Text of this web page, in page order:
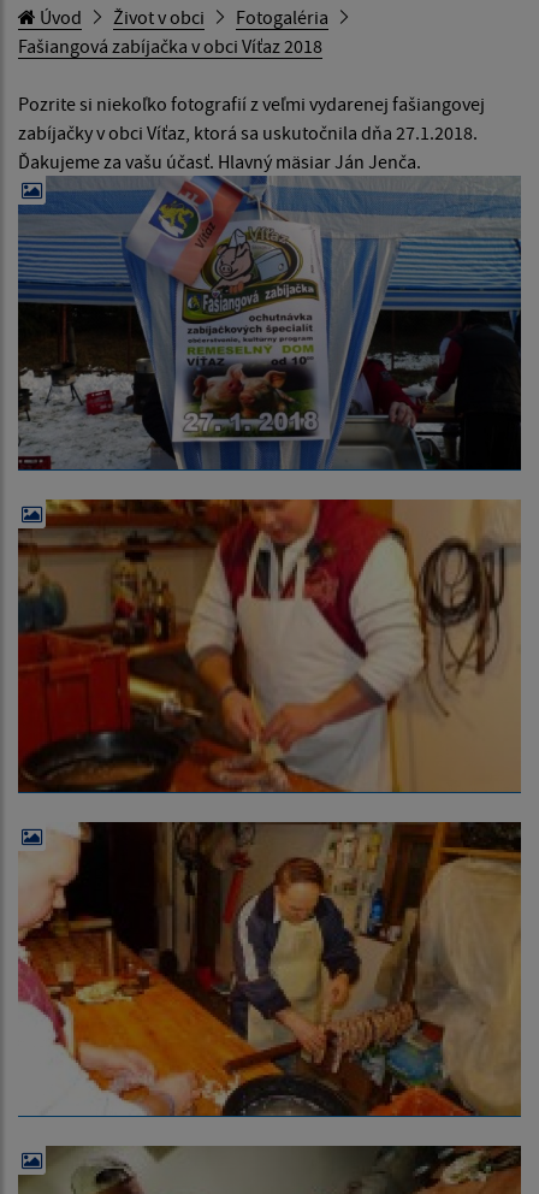
Úvod Život v obci
Fotogaléria
Fašiangová zabíjačka v obci Víťaz 2018
Pozrite si niekoľko fotografií z veľmi vydarenej fašiangovej
zabíjačky v obci Víťaz, ktorá sa uskutočnila dňa 27.1.2018.
Ďakujeme za vašu účasť. Hlavný mäsiar Ján Jenča.